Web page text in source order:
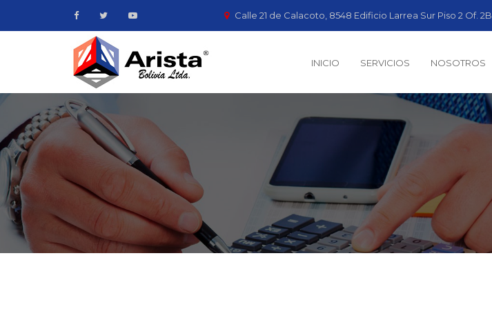
Calle 21 de Calacoto, 8548 Edificio Larrea Sur Piso 2 Of. 2B
INICIO SERVICIOS NOSOTROS